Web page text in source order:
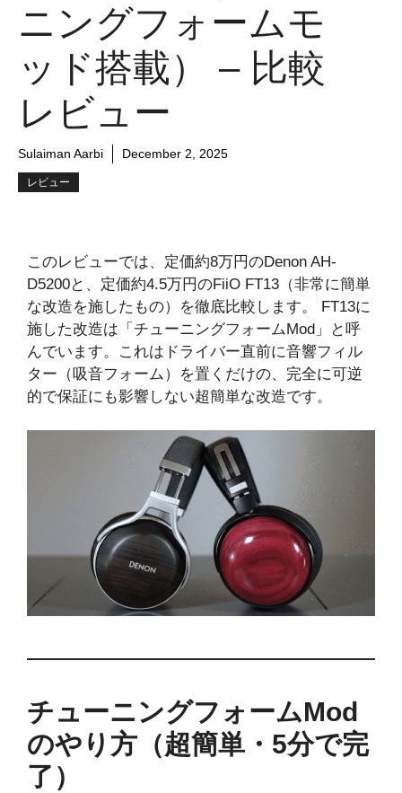
ニングフォームモ
ッド搭載） – 比較
レビュー
Sulaiman Aarbi December 2, 2025
レビュー
このレビューでは、定価約8万円のDenon AH-
D5200と、定価約4.5万円のFiiO FT13（非常に簡単
な改造を施したもの）を徹底比較します。 FT13に
施した改造は「チューニングフォームMod」と呼
んでいます。これはドライバー直前に音響フィル
ター（吸音フォーム）を置くだけの、完全に可逆
的で保証にも影響しない超簡単な改造です。
チューニングフォームMod
のやり方（超簡単・5分で完
了）